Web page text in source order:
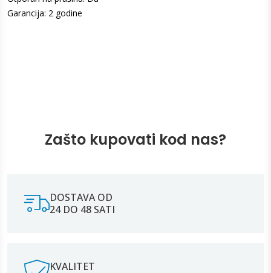
Garancija: 2 godine
Zašto kupovati kod nas?
DOSTAVA OD
24 DO 48 SATI
KVALITET